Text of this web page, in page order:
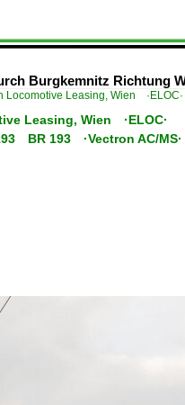
Burgkemnitz Richtung
Locomotive Leasing, Wien ·ELOC·
Leasing, Wien ·ELOC·
BR 193 ·Vectron AC/